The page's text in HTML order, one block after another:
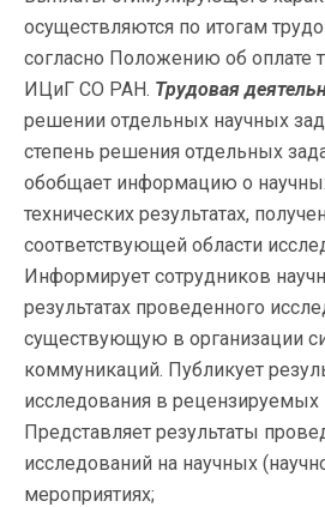
осуществляются по итогам
согласно Положению об оплате
ИЦиГ СО РАН. Трудовая
решении отдельных научных
степень решения отдельных
обобщает информацию о
технических результатах,
соответствующей области
Информирует сотрудников
результатах проведенного
существующую в организации
коммуникаций. Публикует
исследования в рецензируемых
Представляет результаты
исследований на научных
мероприятиях;